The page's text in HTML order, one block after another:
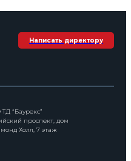
Написать директору
“Баурекс”
проспект, дом
Холл, 7 этаж